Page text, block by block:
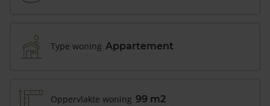
Type woning Appartement
Oppervlakte woning 99 m2